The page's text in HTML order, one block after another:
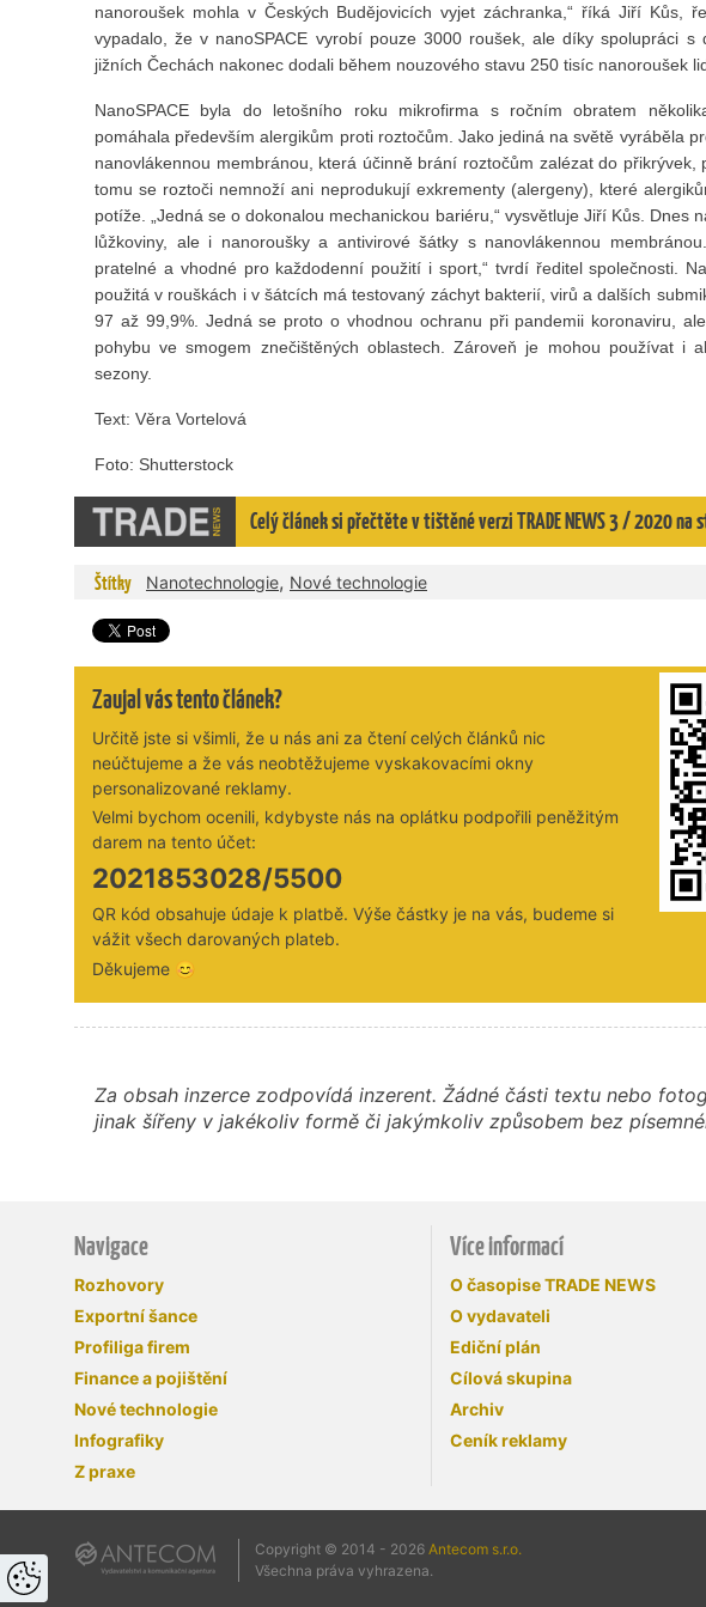
nanoroušek mohla v Českých Budějovicích vyjet záchranka,“ říká Jiří Kůs,
vypadalo, že v nanoSPACE vyrobí pouze 3000 roušek, ale díky spolupráci s
jižních Čechách nakonec dodali během nouzového stavu 250 tisíc nanoroušek
NanoSPACE byla do letošního roku mikrofirma s ročním obratem
pomáhala především alergikům proti roztočům. Jako jediná na světě vyráběla
nanovlákennou membránou, která účinně brání roztočům zalézat do přikrývek,
tomu se roztoči nemnoží ani neprodukují exkrementy (alergeny), které
potíže. „Jedná se o dokonalou mechanickou bariéru,“ vysvětluje Jiří Kůs. Dnes
lůžkoviny, ale i nanoroušky a antivirové šátky s nanovlákennou
pratelné a vhodné pro každodenní použití i sport,“ tvrdí ředitel společnosti.
použitá v rouškách i v šátcích má testovaný záchyt bakterií, virů a dalších
97 až 99,9%. Jedná se proto o vhodnou ochranu při pandemii koronaviru,
pohybu ve smogem znečištěných oblastech. Zároveň je mohou používat i
sezony.
Text: Věra Vortelová
Foto: Shutterstock
Celý článek si přečtěte v tištěné verzi TRADE NEWS 3 / 2020 na
Štítky Nanotechnologie, Nové technologie
Zaujal vás tento článek?
Určitě jste si všimli, že u nás ani za čtení celých článků nic
neúčtujeme a že vás neobtěžujeme vyskakovacími okny
personalizované reklamy.
Velmi bychom ocenili, kdybyste nás na oplátku podpořili peněžitým
darem na tento účet:
2021853028/5500
QR kód obsahuje údaje k platbě. Výše částky je na vás, budeme si
vážit všech darovaných plateb.
Děkujeme 😊
Za obsah inzerce zodpovídá inzerent. Žádné části textu nebo
jinak šířeny v jakékoliv formě či jakýmkoliv způsobem bez
Navigace
Rozhovory
Exportní šance
Profiliga firem
Finance a pojištění
Nové technologie
Infografiky
Z praxe
Více informací
O časopise TRADE NEWS
O vydavateli
Ediční plán
Cílová skupina
Archiv
Ceník reklamy
Copyright © 2014 - 2026 Antecom s.r.o.
Všechna práva vyhrazena.